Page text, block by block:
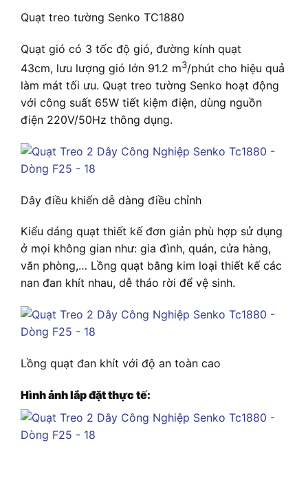
Quạt treo tường Senko TC1880
Quạt gió có 3 tốc độ gió, đường kính quạt
43cm, lưu lượng gió lớn 91.2 m3/phút cho hiệu quả
làm mát tối ưu. Quạt treo tường Senko hoạt động
với công suất 65W tiết kiệm điện, dùng nguồn
điện 220V/50Hz thông dụng.
Dây điều khiển dễ dàng điều chỉnh
Kiểu dáng quạt thiết kế đơn giản phù hợp sử dụng
ở mọi không gian như: gia đình, quán, cửa hàng,
văn phòng,… Lồng quạt bằng kim loại thiết kế các
nan đan khít nhau, dễ tháo rời để vệ sinh.
Lồng quạt đan khít với độ an toàn cao
Hình ảnh lắp đặt thực tế: